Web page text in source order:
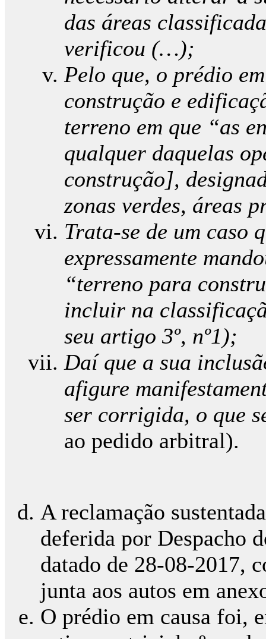
das áreas
verificou (…);
Pelo que, o prédio
construção e
terreno em que “as
qualquer daquelas
construção],
zonas verdes, áreas
Trata-se de um caso
expressamente
“terreno para
incluir na
seu artigo 3º, nº1);
Daí que a sua
afigure
ser corrigida, o que
ao pedido arbitral).
A reclamação
deferida por Despacho
datado de 28-08-2017,
junta aos autos em
O prédio em causa foi,